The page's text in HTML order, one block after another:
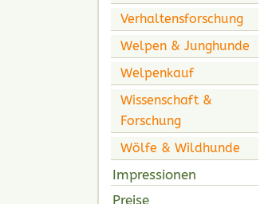
Verhaltensforschung
Welpen & Junghunde
Welpenkauf
Wissenschaft &
Forschung
Wölfe & Wildhunde
Impressionen
Preise